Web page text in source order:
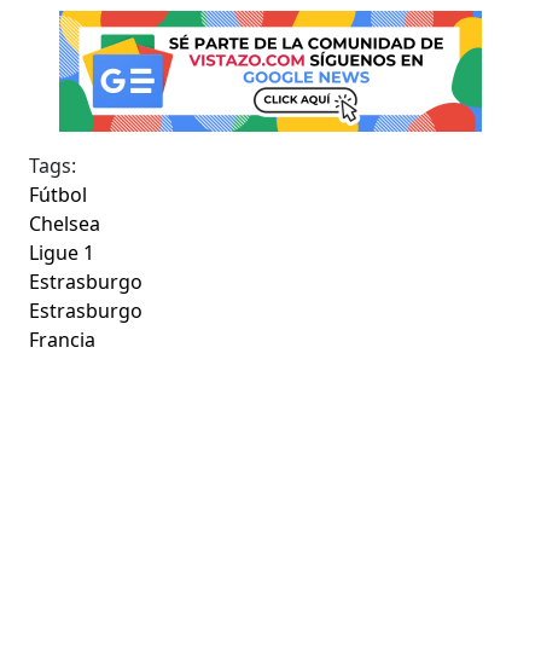
Tags:
Fútbol
Chelsea
Ligue 1
Estrasburgo
Estrasburgo
Francia